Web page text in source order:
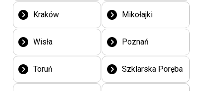
Kraków Mikołajki
Wisła Poznań
Toruń Szklarska Poręba